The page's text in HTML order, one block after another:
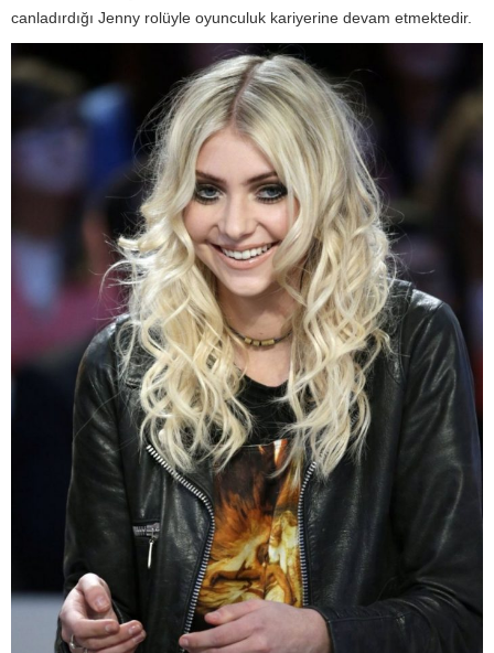
canladırdığı Jenny rolüyle oyunculuk kariyerine devam etmektedir.